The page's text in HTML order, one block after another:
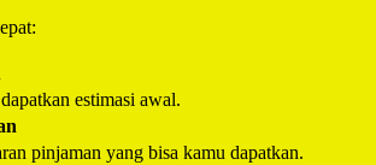
estimasi awal.
pinjaman yang bisa kamu dapatkan.